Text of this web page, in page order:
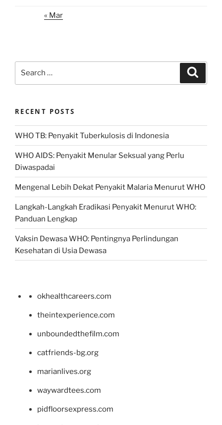
« Mar
RECENT POSTS
WHO TB: Penyakit Tuberkulosis di Indonesia
WHO AIDS: Penyakit Menular Seksual yang Perlu
Diwaspadai
Mengenal Lebih Dekat Penyakit Malaria Menurut WHO
Langkah-Langkah Eradikasi Penyakit Menurut WHO:
Panduan Lengkap
Vaksin Dewasa WHO: Pentingnya Perlindungan
Kesehatan di Usia Dewasa
okhealthcareers.com
theintexperience.com
unboundedthefilm.com
catfriends-bg.org
marianlives.org
waywardtees.com
pidfloorsexpress.com